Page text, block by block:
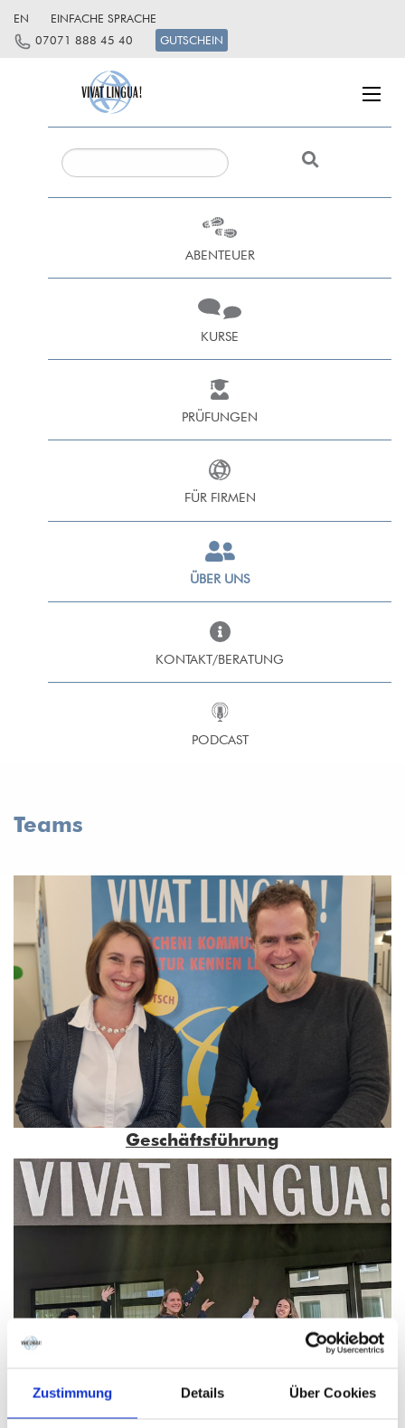
Zustimmung Details Über Cookies
EN
EINFACHE SPRACHE
07071 888 45 40
GUTSCHEIN
ABENTEUER
KURSE
PRÜFUNGEN
FÜR FIRMEN
ÜBER UNS
KONTAKT/BERATUNG
PODCAST
Teams
Geschäftsführung